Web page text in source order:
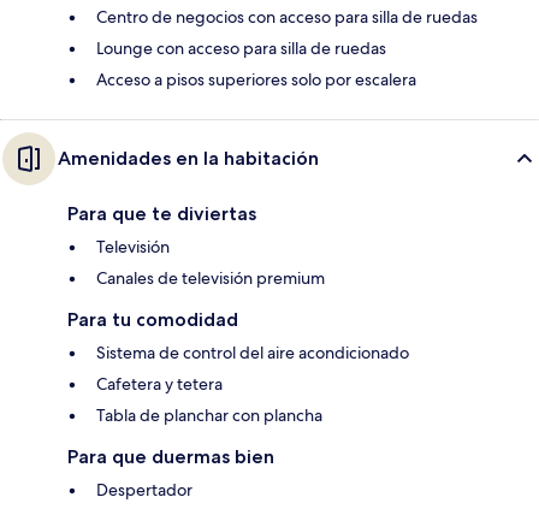
Centro de negocios con acceso para silla de ruedas
Lounge con acceso para silla de ruedas
Acceso a pisos superiores solo por escalera
Amenidades en la habitación
Para que te diviertas
Televisión
Canales de televisión premium
Para tu comodidad
Sistema de control del aire acondicionado
Cafetera y tetera
Tabla de planchar con plancha
Para que duermas bien
Despertador